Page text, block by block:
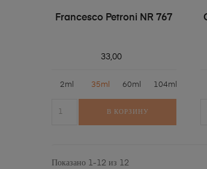
Francesco Petroni NR 767
33,00
2ml 35ml 60ml 104ml
В КОРЗИНУ
Показано 1-12 из 12